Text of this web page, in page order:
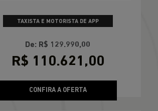
TAXISTA E MOTORISTA DE APP
De: R$ 129.990,00
R$ 110.621,00
CONFIRA A OFERTA